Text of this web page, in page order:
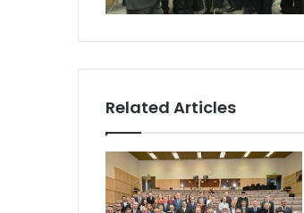
Related Articles